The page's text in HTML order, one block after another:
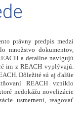
právny predpis medzi
množstvo dokumentov,
a detailne navigujú
im z REACH vyplývajú.
Dôležité sú aj ďalšie
REACH vzniklo
nedokážu novelizácie
usmernení, reagovať